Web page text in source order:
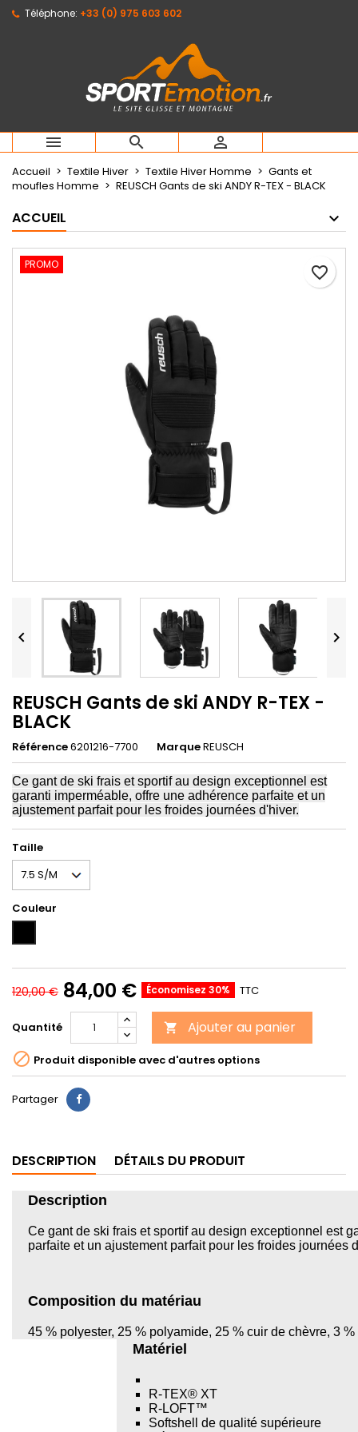
Téléphone: +33 (0) 975 603 602
  
Accueil Textile Hiver Textile Hiver Homme
Gants et
moufles Homme
REUSCH Gants de ski ANDY R-TEX - BLACK
ACCUEIL
PROMO
 
REUSCH Gants de ski ANDY R-TEX -
BLACK
Référence6201216-7700 MarqueREUSCH
Ce gant de ski frais et sportif au design exceptionnel est
garanti imperméable, offre une adhérence parfaite et un
ajustement parfait pour les froides journées d'hiver.
Taille
Couleur
120,00 € 84,00 € Économisez 30% TTC
Quantité  Ajouter au panier
favorite_border
 Produit disponible avec d'autres options
Partager
DESCRIPTION DÉTAILS DU PRODUIT
Description
Ce gant de ski frais et sportif au design exceptionnel est
parfaite et un ajustement parfait pour les froides journées
Composition du matériau
45 % polyester, 25 % polyamide, 25 % cuir de chèvre, 3
Matériel
R-TEX® XT
R-LOFT™
Softshell de qualité supérieure
Créer une nouvelle liste
Nom de la liste d'envies
Annuler Créer une
Vous devez être connecté pour ajouter des produits à
Annuler